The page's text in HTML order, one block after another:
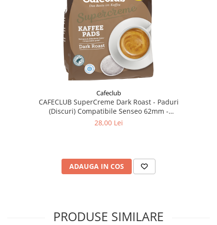
Cafeclub
CAFECLUB SuperCreme Dark Roast - Paduri
(Discuri) Compatibile Senseo 62mm -
Monodoze 36buc
28,00 Lei
ADAUGA IN COS
PRODUSE SIMILARE